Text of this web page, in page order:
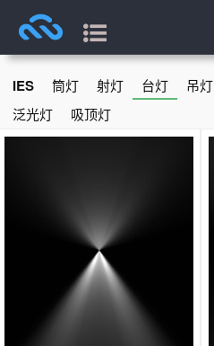
IES 筒灯 射灯 台灯 吊灯
泛光灯
吸顶灯